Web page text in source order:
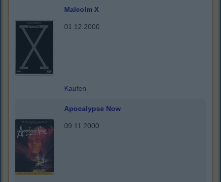
Malcolm X
01.12.2000
Kaufen
Apocalypse Now
09.11.2000